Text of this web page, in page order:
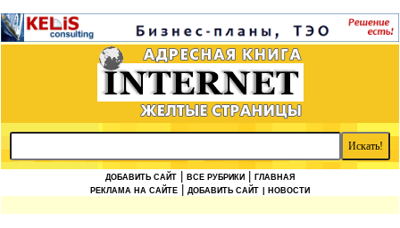
ДОБАВИТЬ САЙТ ВСЕ РУБРИКИ
ГЛАВНАЯ
РЕКЛАМА НА САЙТЕ
ДОБАВИТЬ САЙТ | НОВОСТИ